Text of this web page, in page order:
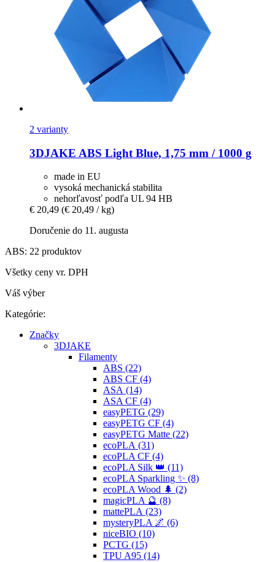
2 varianty
3DJAKE ABS Light Blue, 1,75 mm / 1000 g
made in EU
vysoká mechanická stabilita
nehorľavosť podľa UL 94 HB
€ 20,49 (€ 20,49 / kg)
Doručenie do 11. augusta
ABS: 22 produktov
Všetky ceny vr. DPH
Váš výber
Kategórie:
Značky
3DJAKE
Filamenty
ABS (22)
ABS CF (4)
ASA (14)
ASA CF (4)
easyPETG (29)
easyPETG CF (4)
easyPETG Matte (22)
ecoPLA (31)
ecoPLA CF (4)
ecoPLA Silk 👑 (11)
ecoPLA Sparkling ✨ (8)
ecoPLA Wood 🌲 (2)
magicPLA 🔮 (8)
mattePLA (23)
mysteryPLA 🌌 (6)
niceBIO (10)
PCTG (15)
TPU A95 (14)